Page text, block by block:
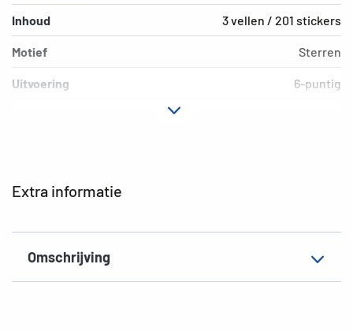
Extra informatie
Omschrijving
Inhoud 3 vellen / 201 stickers
Motief Sterren
Uitvoering 6-puntig